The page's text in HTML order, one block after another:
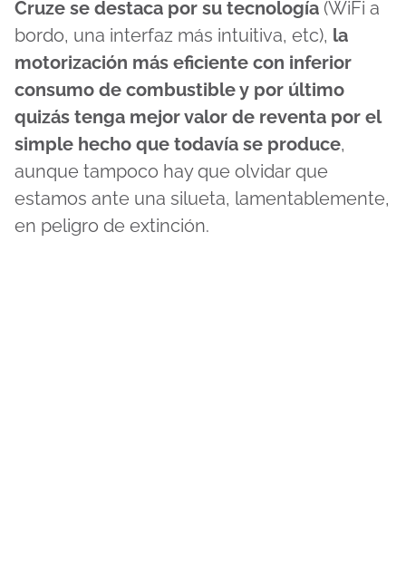
Cruze se destaca por su tecnología (WiFi a
bordo, una interfaz más intuitiva, etc), la
motorización más eficiente con inferior
consumo de combustible y por último
quizás tenga mejor valor de reventa por el
simple hecho que todavía se produce,
aunque tampoco hay que olvidar que
estamos ante una silueta, lamentablemente,
en peligro de extinción.